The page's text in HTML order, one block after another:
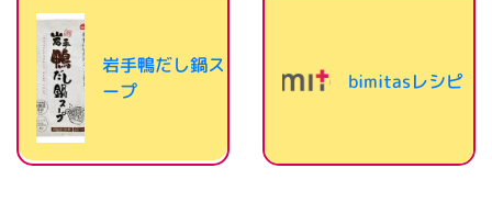
岩手鴨だし鍋ス
ープ bimitasレシピ